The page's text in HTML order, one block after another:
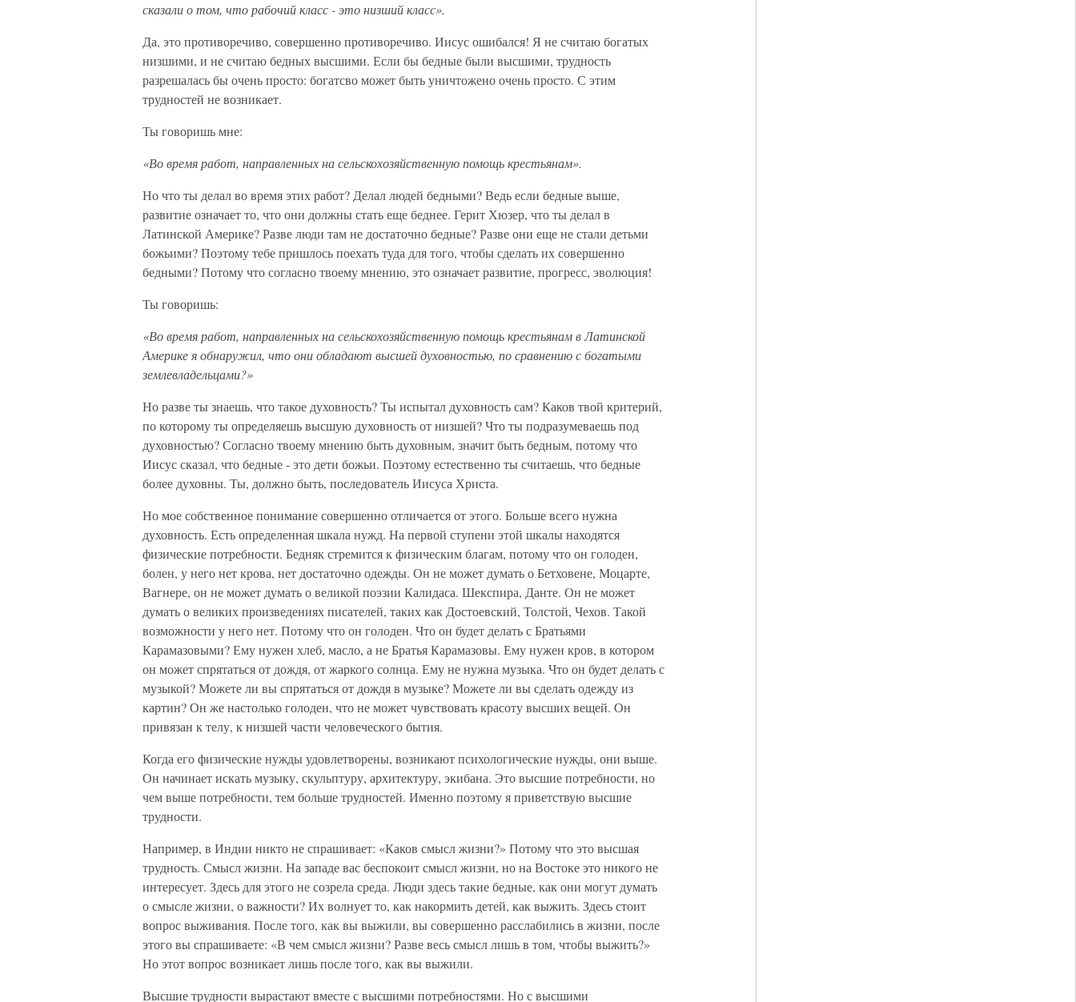
сказали о том, что рабочий класс - это низший класс».
Да, это противоречиво, совершенно противоречиво. Иисус ошибался! Я не считаю богатых
низшими, и не считаю бедных высшими. Если бы бедные были высшими, трудность
разрешалась бы очень просто: богатсво может быть уничтожено очень просто. С этим
трудностей не возникает.
Ты говоришь мне:
«Во время работ, направленных на сельскохозяйственную помощь крестьянам».
Но что ты делал во время этих работ? Делал людей бедными? Ведь если бедные выше,
развитие означает то, что они должны стать еще беднее. Герит Хюзер, что ты делал в
Латинской Америке? Разве люди там не достаточно бедные? Разве они еще не стали детьми
божьими? Поэтому тебе пришлось поехать туда для того, чтобы сделать их совершенно
бедными? Потому что согласно твоему мнению, это означает развитие, прогресс, эволюция!
Ты говоришь:
«Во время работ, направленных на сельскохозяйственную помощь крестьянам в Латинской
Америке я обнаружил, что они обладают высшей духовностью, по сравнению с богатыми
землевладельцами?»
Но разве ты знаешь, что такое духовность? Ты испытал духовность сам? Каков твой критерий,
по которому ты определяешь высшую духовность от низшей? Что ты подразумеваешь под
духовностью? Согласно твоему мнению быть духовным, значит быть бедным, потому что
Иисус сказал, что бедные - это дети божьи. Поэтому естественно ты считаешь, что бедные
более духовны. Ты, должно быть, последователь Иисуса Христа.
Но мое собственное понимание совершенно отличается от этого. Больше всего нужна
духовность. Есть определенная шкала нужд. На первой ступени этой шкалы находятся
физические потребности. Бедняк стремится к физическим благам, потому что он голоден,
болен, у него нет крова, нет достаточно одежды. Он не может думать о Бетховене, Моцарте,
Вагнере, он не может думать о великой поэзии Калидаса. Шекспира, Данте. Он не может
думать о великих произведениях писателей, таких как Достоевский, Толстой, Чехов. Такой
возможности у него нет. Потому что он голоден. Что он будет делать с Братьями
Карамазовыми? Ему нужен хлеб, масло, а не Братья Карамазовы. Ему нужен кров, в котором
он может спрятаться от дождя, от жаркого солнца. Ему не нужна музыка. Что он будет делать с
музыкой? Можете ли вы спрятаться от дождя в музыке? Можете ли вы сделать одежду из
картин? Он же настолько голоден, что не может чувствовать красоту высших вещей. Он
привязан к телу, к низшей части человеческого бытия.
Когда его физические нужды удовлетворены, возникают психологические нужды, они выше.
Он начинает искать музыку, скульптуру, архитектуру, экибана. Это высшие потребности, но
чем выше потребности, тем больше трудностей. Именно поэтому я приветствую высшие
трудности.
Например, в Индии никто не спрашивает: «Каков смысл жизни?» Потому что это высшая
трудность. Смысл жизни. На западе вас беспокоит смысл жизни, но на Востоке это никого не
интересует. Здесь для этого не созрела среда. Люди здесь такие бедные, как они могут думать
о смысле жизни, о важности? Их волнует то, как накормить детей, как выжить. Здесь стоит
вопрос выживания. После того, как вы выжили, вы совершенно расслабились в жизни, после
этого вы спрашиваете: «В чем смысл жизни? Разве весь смысл лишь в том, чтобы выжить?»
Но этот вопрос возникает лишь после того, как вы выжили.
Высшие трудности вырастают вместе с высшими потребностями. Но с высшими